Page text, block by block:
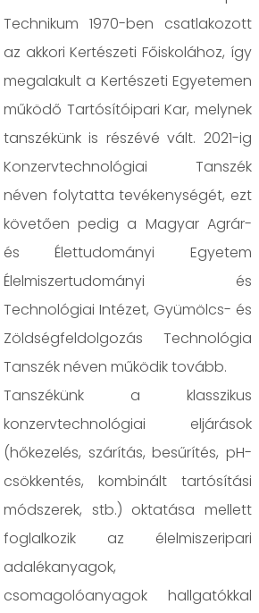
Technikum 1970-ben csatlakozott
az akkori Kertészeti Főiskolához, így
megalakult a Kertészeti Egyetemen
működő Tartósítóipari Kar, melynek
tanszékünk is részévé vált. 2021-ig
Konzervtechnológiai Tanszék
néven folytatta tevékenységét, ezt
követően pedig a Magyar Agrár-
és Élettudományi Egyetem
Élelmiszertudományi és
Technológiai Intézet, Gyümölcs- és
Zöldségfeldolgozás Technológia
Tanszék néven működik tovább.
Tanszékünk a klasszikus
konzervtechnológiai eljárások
(hőkezelés, szárítás, besűrítés, pH-
csökkentés, kombinált tartósítási
módszerek, stb.) oktatása mellett
foglalkozik az élelmiszeripari
adalékanyagok,
csomagolóanyagok hallgatókkal